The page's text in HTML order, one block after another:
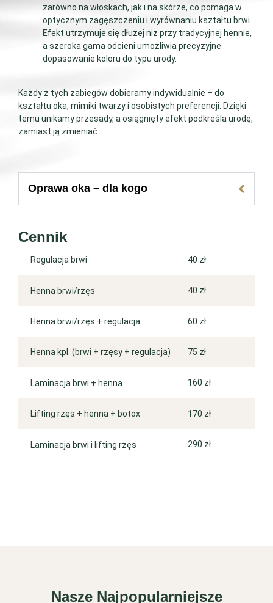
zarówno na włoskach, jak i na skórze, co pomaga w
optycznym zagęszczeniu i wyrównaniu kształtu brwi.
Efekt utrzymuje się dłużej niż przy tradycyjnej hennie,
a szeroka gama odcieni umożliwia precyzyjne
dopasowanie koloru do typu urody.
Każdy z tych zabiegów dobieramy indywidualnie – do
kształtu oka, mimiki twarzy i osobistych preferencji. Dzięki
temu unikamy przesady, a osiągnięty efekt podkreśla urodę,
zamiast ją zmieniać.
Oprawa oka – dla kogo
Cennik
Regulacja brwi 40 zł
Henna brwi/rzęs 40 zł
Henna brwi/rzęs + regulacja 60 zł
Henna kpl. (brwi + rzęsy + regulacja) 75 zł
Laminacja brwi + henna 160 zł
Lifting rzęs + henna + botox 170 zł
Laminacja brwi i lifting rzęs 290 zł
Nasze Najpopularniejsze